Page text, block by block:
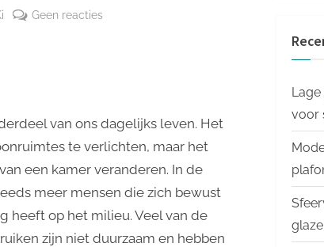
Geen reacties
Stijlvolle
Verlichtingsoplossing
van ons dagelijks leven. Het
te verlichten, maar het
een kamer veranderen. In de
meer mensen die zich bewust
heeft op het milieu. Veel van de
zijn niet duurzaam en hebben
voor